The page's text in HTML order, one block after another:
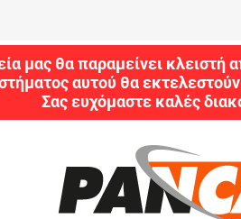
μας θα παραμείνει
αυτού θα
Σας ευχόμαστε καλές